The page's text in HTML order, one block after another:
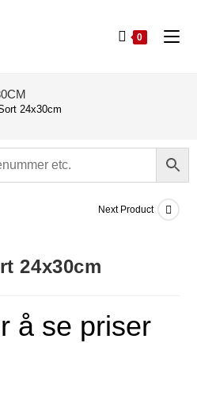
0
24x30cm
Next Product
24x30cm
å se priser